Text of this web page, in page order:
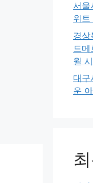
서울
위
경상
드
월
대구
운